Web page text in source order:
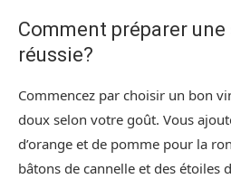
Comment préparer
réussie?
Commencez par choisir un bon
doux selon votre goût. Vous
d’orange et de pomme pour la
bâtons de cannelle et des étoiles